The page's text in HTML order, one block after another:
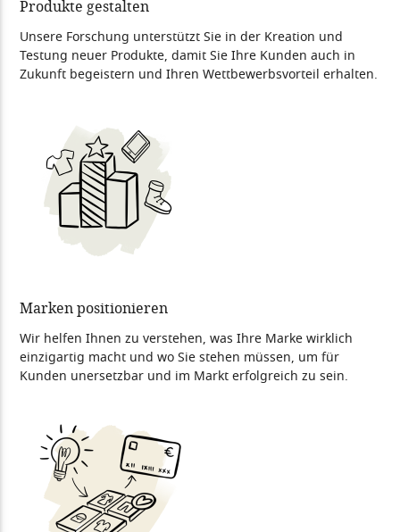
Produkte gestalten
Unsere Forschung unterstützt Sie in der Kreation und
Testung neuer Produkte, damit Sie Ihre Kunden auch in
Zukunft begeistern und Ihren Wettbewerbsvorteil erhalten.
Marken positionieren
Wir helfen Ihnen zu verstehen, was Ihre Marke wirklich
einzigartig macht und wo Sie stehen müssen, um für
Kunden unersetzbar und im Markt erfolgreich zu sein.